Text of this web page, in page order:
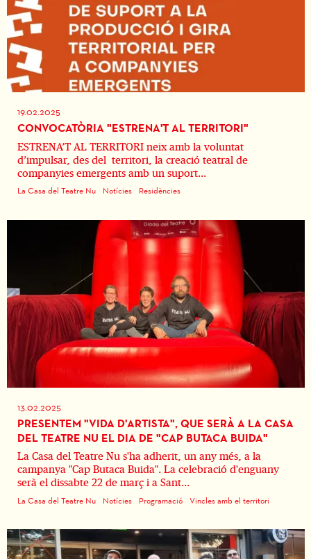
19.02.2025
CONVOCATÒRIA "ESTRENA'T AL TERRITORI"
ESTRENA’T AL TERRITORI neix amb la voluntat
d’impulsar, des del territori, la creació teatral de
companyies emergents amb un suport...
La Casa del Teatre Nu Notícies Residències
13.02.2025
PRESENTEM "VIDA D'ARTISTA", QUE SERÀ A LA CASA
DEL TEATRE NU EL DIA DE "CAP BUTACA BUIDA"
La Casa del Teatre Nu s'ha adherit, un any més, a la
campanya "Cap Butaca Buida". La celebració d'enguany
serà el dissabte 22 de març i a Sant...
La Casa del Teatre Nu Notícies Programació Vincles amb el territori